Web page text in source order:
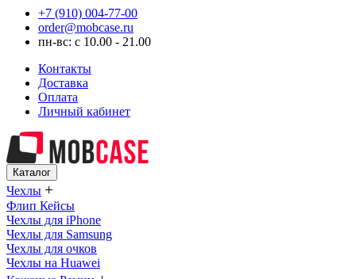
+7 (910) 004-77-00
order@mobcase.ru
пн-вс: с 10.00 - 21.00
Контакты
Доставка
Оплата
Личный кабинет
Каталог
Чехлы +
Флип Кейсы
Чехлы для iPhone
Чехлы для Samsung
Чехлы для очков
Чехлы на Huawei